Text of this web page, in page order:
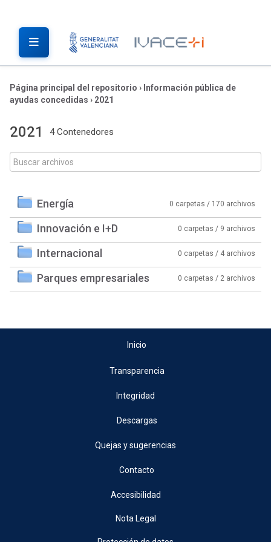
Página principal del repositorio › Información pública de
ayudas concedidas › 2021
2021 4 Contenedores
Energía 0 carpetas / 170 archivos
Innovación e I+D 0 carpetas / 9 archivos
Internacional 0 carpetas / 4 archivos
Parques empresariales 0 carpetas / 2 archivos
Inicio
Transparencia
Integridad
Descargas
Quejas y sugerencias
Contacto
Accesibilidad
Nota Legal